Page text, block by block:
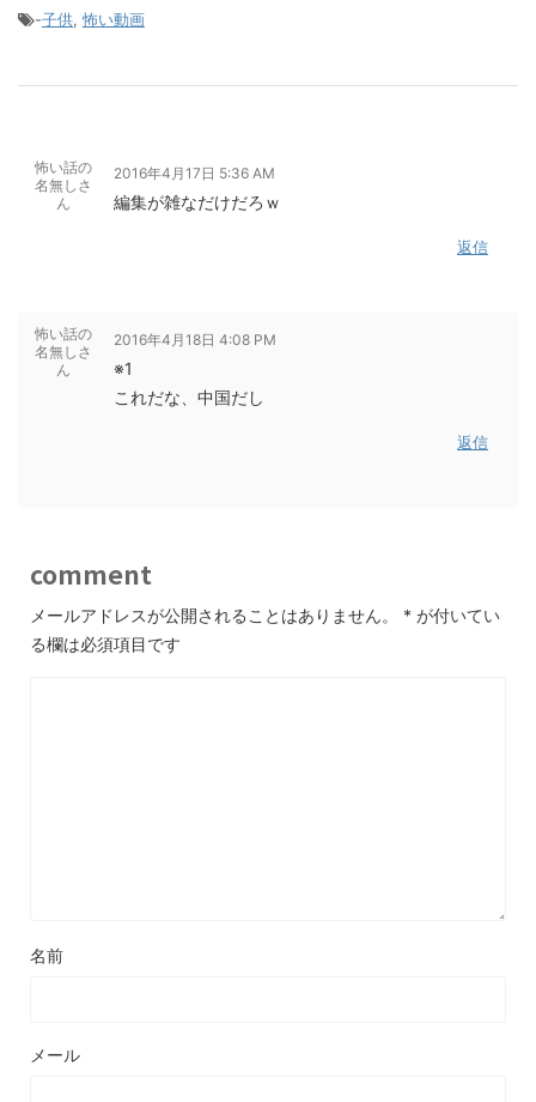
-子供,怖い動画
怖い話の
名無しさ
ん
2016年4月17日 5:36 AM
編集が雑なだけだろｗ
返信
怖い話の
名無しさ
ん
2016年4月18日 4:08 PM
※1
これだな、中国だし
返信
comment
メールアドレスが公開されることはありません。 * が付いてい
る欄は必須項目です
名前
メール